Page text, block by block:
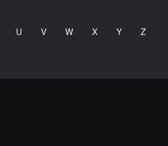
U V W X Y
Z